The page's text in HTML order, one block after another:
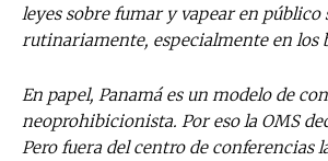
leyes sobre fumar y vapear en público
rutinariamente, especialmente en los
En papel, Panamá es un modelo de
neoprohibicionista. Por eso la OMS
Pero fuera del centro de conferencias